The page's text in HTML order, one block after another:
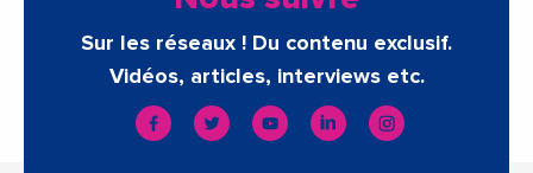
Sur les réseaux ! Du contenu exclusif.
Vidéos, articles, interviews etc.